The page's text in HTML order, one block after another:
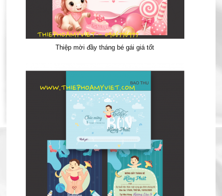
Thiệp mời đầy tháng bé gái giá tốt